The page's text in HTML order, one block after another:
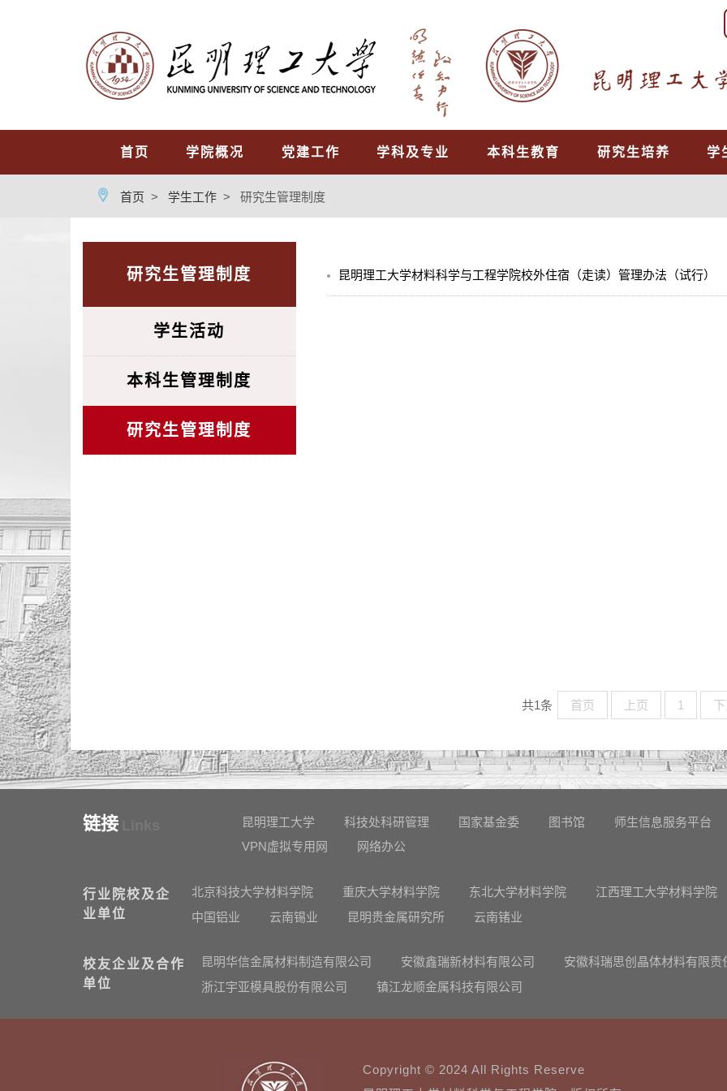
首页 学院概况 党建工作 学科及专业 本科生教育 研究生培养 学
首页 > 学生工作 > 研究生管理制度
研究生管理制度
学生活动
本科生管理制度
研究生管理制度
昆明理工大学材料科学与工程学院校外住宿（走读）管理办法（试行）
共1条 首页 上页 1
链接 昆明理工大学 科技处科研管理 国家基金委 图书馆
师生信息服务平台
VPN虚拟专用网
网络办公
行业院校及企
业单位
北京科技大学材料学院 重庆大学材料学院 东北大学材料学院
江西理工大学材料学院
中国铝业
云南锡业 昆明贵金属研究所 云南锗业
校友企业及合作
单位
昆明华信金属材料制造有限公司 安徽鑫瑞新材料有限公司
安徽科瑞思创晶体材料有限责
浙江宇亚模具股份有限公司
镇江龙顺金属科技有限公司
Copyright © 2024 All Rights Reserve